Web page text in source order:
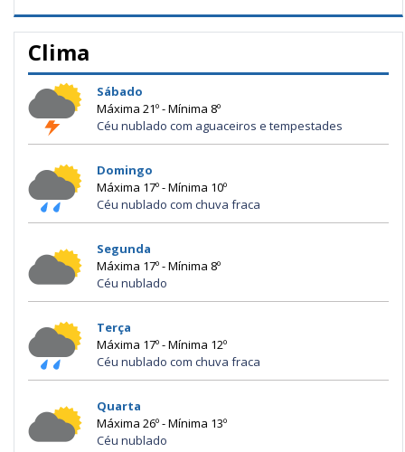
Clima
Sábado
Máxima 21º - Mínima 8º
Céu nublado com aguaceiros e tempestades
Domingo
Máxima 17º - Mínima 10º
Céu nublado com chuva fraca
Segunda
Máxima 17º - Mínima 8º
Céu nublado
Terça
Máxima 17º - Mínima 12º
Céu nublado com chuva fraca
Quarta
Máxima 26º - Mínima 13º
Céu nublado